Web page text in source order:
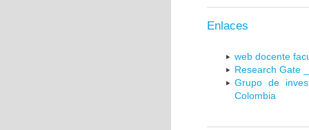
Enlaces
web docente
Research Gate
Grupo de
Colombia